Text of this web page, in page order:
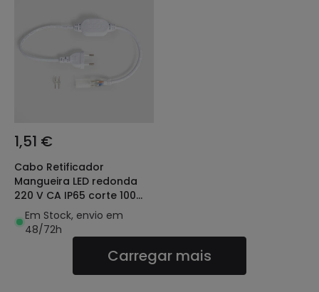
1,51 €
Cabo Retificador
Mangueira LED redonda
220 V CA IP65 corte 100
cmEm Stock, envio em
48/72h
Carregar mais